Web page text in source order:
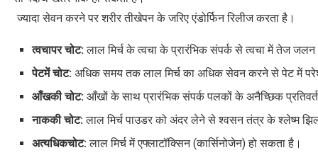
ज्यादा सेवन करने पर शरीर तीखेपन के जरिए एंडोर्फिन रिलीज करता है।
त्वचापर चोट:लाल मिर्च के त्वचा के प्रारंभिक संपर्क से त्वचा में तेज
पेटमें चोट: अधिक समय तक लाल मिर्च का अधिक सेवन करने से पेट में
आँखकी चोट: आँखों के साथ प्रारंभिक संपर्क पलकों के अनैच्छिक
नाककी चोट:लाल मिर्च पाउडर को अंदर लेने से श्वसन तंत्र के श्लेष्म
अत्यधिकचोट:लाल मिर्च में एफ्लाटॉक्सिन (कार्सिनोजेन) हो सकता है।